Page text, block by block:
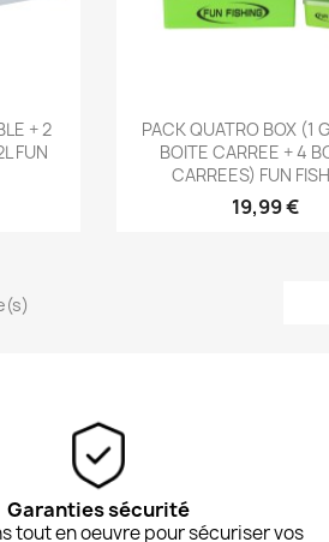
+ 2
FUN
 Aperçu
PACK QUATRO BOX (1
BOITE CARREE + 4
CARREES) FUN
19,99 €
Garanties sécurité
tout en oeuvre pour sécuriser vos